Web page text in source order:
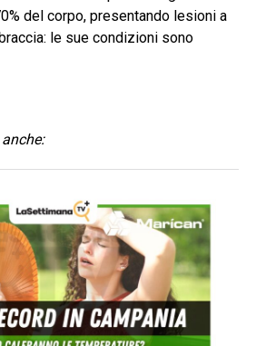
del corpo, presentando lesioni a
le sue condizioni sono